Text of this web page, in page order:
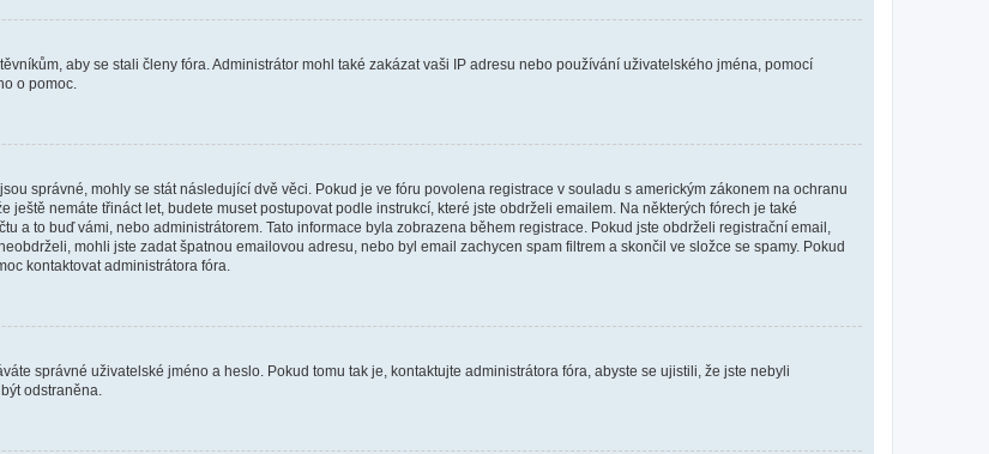
aby se stali členy fóra. Administrátor mohl také zakázat vaši IP adresu nebo používání uživatelského jména, pomocí
o pomoc.
správné, mohly se stát následující dvě věci. Pokud je ve fóru povolena registrace v souladu s americkým zákonem na ochranu
ještě nemáte třináct let, budete muset postupovat podle instrukcí, které jste obdrželi emailem. Na některých fórech je také
a to buď vámi, nebo administrátorem. Tato informace byla zobrazena během registrace. Pokud jste obdrželi registrační email,
mohli jste zadat špatnou emailovou adresu, nebo byl email zachycen spam filtrem a skončil ve složce se spamy. Pokud
kontaktovat administrátora fóra.
správné uživatelské jméno a heslo. Pokud tomu tak je, kontaktujte administrátora fóra, abyste se ujistili, že jste nebyli
odstraněna.